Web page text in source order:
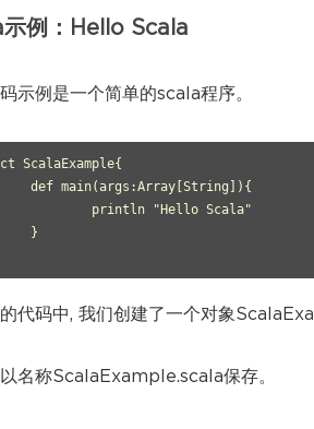
例：Hello Scala
示例是一个简单的scala程序。
ScalaExample{
代码中, 我们创建了一个对象
名称ScalaExample.scala保存。